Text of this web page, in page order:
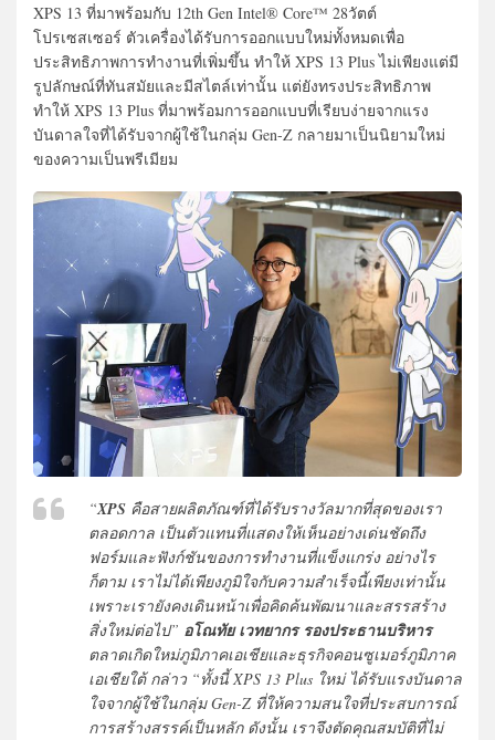
XPS 13 ที่มาพร้อมกับ 12th Gen Intel® Core™ 28วัตต์
โปรเซสเซอร์ ตัวเครื่องได้รับการออกแบบใหม่ทั้งหมดเพื่อ
ประสิทธิภาพการทำงานที่เพิ่มขึ้น ทำให้ XPS 13 Plus ไม่เพียงแต่มี
รูปลักษณ์ที่ทันสมัยและมีสไตล์เท่านั้น แต่ยังทรงประสิทธิภาพ
ทำให้ XPS 13 Plus ที่มาพร้อมการออกแบบที่เรียบง่ายจากแรง
บันดาลใจที่ได้รับจากผู้ใช้ในกลุ่ม Gen-Z กลายมาเป็นนิยามใหม่
ของความเป็นพรีเมียม
“XPS คือสายผลิตภัณฑ์ที่ได้รับรางวัลมากที่สุดของเรา
ตลอดกาล เป็นตัวแทนที่แสดงให้เห็นอย่างเด่นชัดถึง
ฟอร์มและฟังก์ชันของการทำงานที่แข็งแกร่ง อย่างไร
ก็ตาม เราไม่ได้เพียงภูมิใจกับความสำเร็จนี้เพียงเท่านั้น
เพราะเรายังคงเดินหน้าเพื่อคิดค้นพัฒนาและสรรสร้าง
สิ่งใหม่ต่อไป” อโณทัย เวทยากร รองประธานบริหาร
ตลาดเกิดใหม่ภูมิภาคเอเชียและธุรกิจคอนซูเมอร์ภูมิภาค
เอเชียใต้ กล่าว “ทั้งนี้ XPS 13 Plus ใหม่ ได้รับแรงบันดาล
ใจจากผู้ใช้ในกลุ่ม Gen-Z ที่ให้ความสนใจที่ประสบการณ์
การสร้างสรรค์เป็นหลัก ดังนั้น เราจึงตัดคุณสมบัติที่ไม่